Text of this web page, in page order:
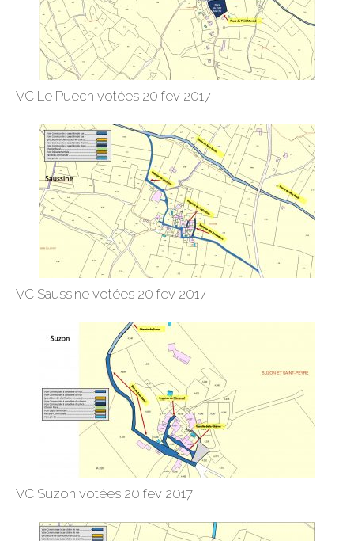
VC Le Puech votées 20 fev 2017
VC Saussine votées 20 fev 2017
VC Suzon votées 20 fev 2017